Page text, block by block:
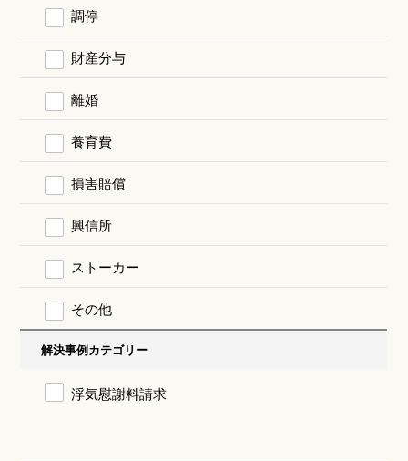
調停
財産分与
離婚
養育費
損害賠償
興信所
ストーカー
その他
解決事例カテゴリー
浮気慰謝料請求